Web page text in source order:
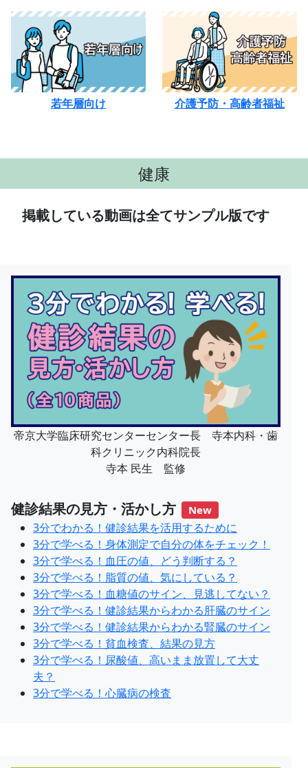
若年層向け 介護予防・高齢者福祉
健康
掲載している動画は全てサンプル版です
帝京大学臨床研究センターセンター長 寺本内科・歯
科クリニック内科院長
寺本 民生 監修
健診結果の見方・活かし方 New
3分でわかる！健診結果を活用するために
3分で学べる！身体測定で自分の体をチェック！
3分で学べる！血圧の値、どう判断する？
3分で学べる！脂質の値、気にしている？
3分で学べる！血糖値のサイン、見逃してない？
3分で学べる！健診結果からわかる肝臓のサイン
3分で学べる！健診結果からわかる腎臓のサイン
3分で学べる！貧血検査、結果の見方
3分で学べる！尿酸値、高いまま放置して大丈
夫？
3分で学べる！心臓病の検査